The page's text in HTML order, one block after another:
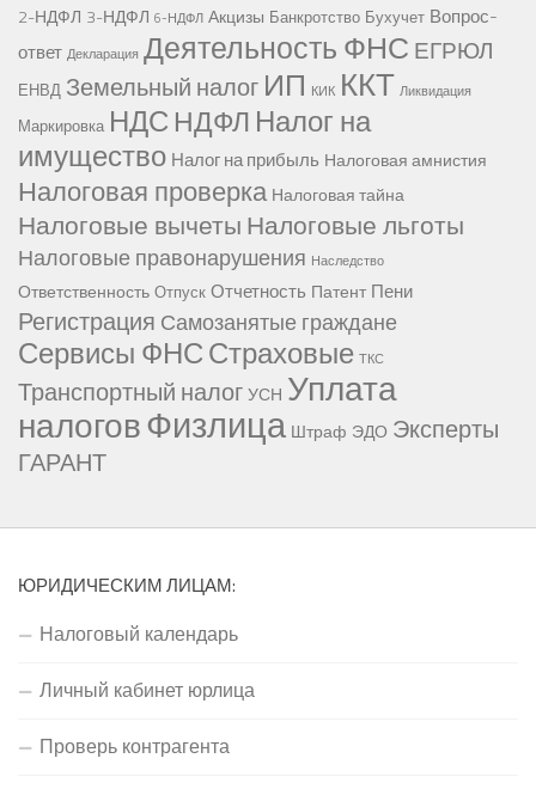
2-НДФЛ 3-НДФЛ 6-НДФЛ Акцизы Банкротство Бухучет Вопрос-
ответ Декларация Деятельность ФНС ЕГРЮЛ
ЕНВД Земельный налог ИП КИК ККТ Ликвидация
Маркировка НДС НДФЛ Налог на
имущество Налог на прибыль Налоговая амнистия
Налоговая проверка Налоговая тайна
Налоговые вычетыНалоговые льготы
Налоговые правонарушения Наследство
Ответственность Отпуск Отчетность Патент Пени
Регистрация Самозанятые граждане
Сервисы ФНССтраховые ТКС
Транспортный налогУСН Уплата
налоговФизлица Штраф ЭДО Эксперты
ГАРАНТ
ЮРИДИЧЕСКИМ ЛИЦАМ:
Налоговый календарь
Личный кабинет юрлица
Проверь контрагента